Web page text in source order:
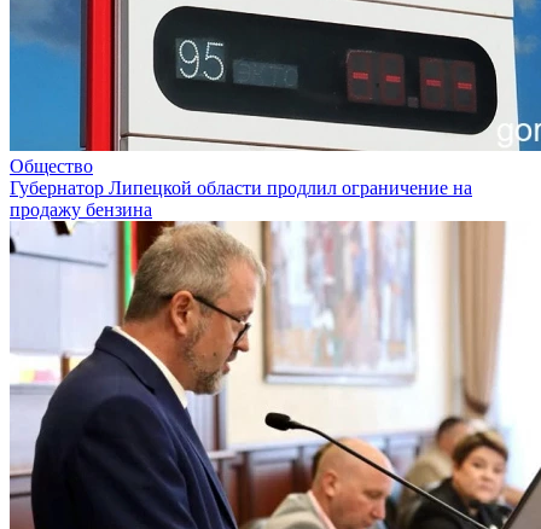
Общество
Губернатор Липецкой области продлил ограничение на
продажу бензина